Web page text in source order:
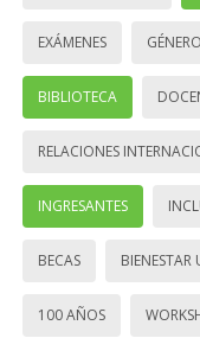
EXÁMENES GÉNERO
BIBLIOTECA
RELACIONES
INGRESANTES
BECAS BIENESTAR
100 AÑOS